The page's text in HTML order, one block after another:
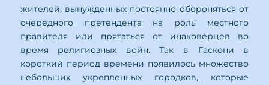
жителей, вынужденных постоянно обороняться от
очередного претендента на роль местного
правителя или прятаться от инаковерцев во
время религиозных войн. Так в Гаскони в
короткий период времени появилось множество
небольших укрепленных городков, которые